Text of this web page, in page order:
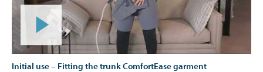
Initial use – Fitting the trunk ComfortEase garment